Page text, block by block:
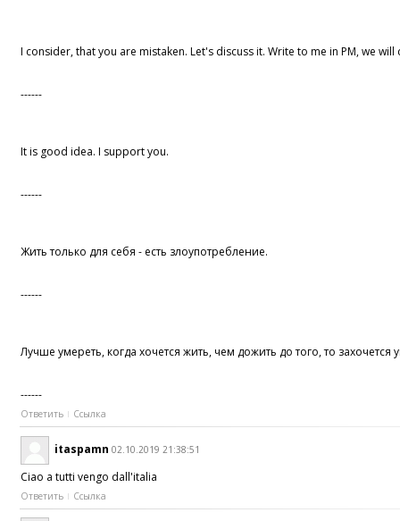
I consider, that you are mistaken. Let's discuss it. Write to me in PM, we
------
It is good idea. I support you.
------
Жить только для себя - есть злоупотребление.
------
Лучше умереть, когда хочется жить, чем дожить до того, то захочется
------
Ответить Ссылка
itaspamn 02.10.2019 21:38:51
Ciao a tutti vengo dall'italia
Ответить Ссылка